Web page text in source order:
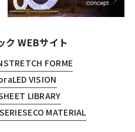
ク WEBサイト
STRETCH FORME
LED VISION
LIBRARY
ECO MATERIAL